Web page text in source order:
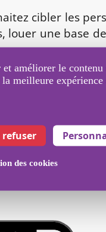
améliorer le
meilleure
refuser
des cookies
cibler les
louer une base
qualifié et plus
que toutes
Général sur la
également la